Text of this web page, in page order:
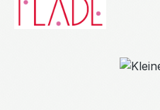
Bildergalerie überspringen